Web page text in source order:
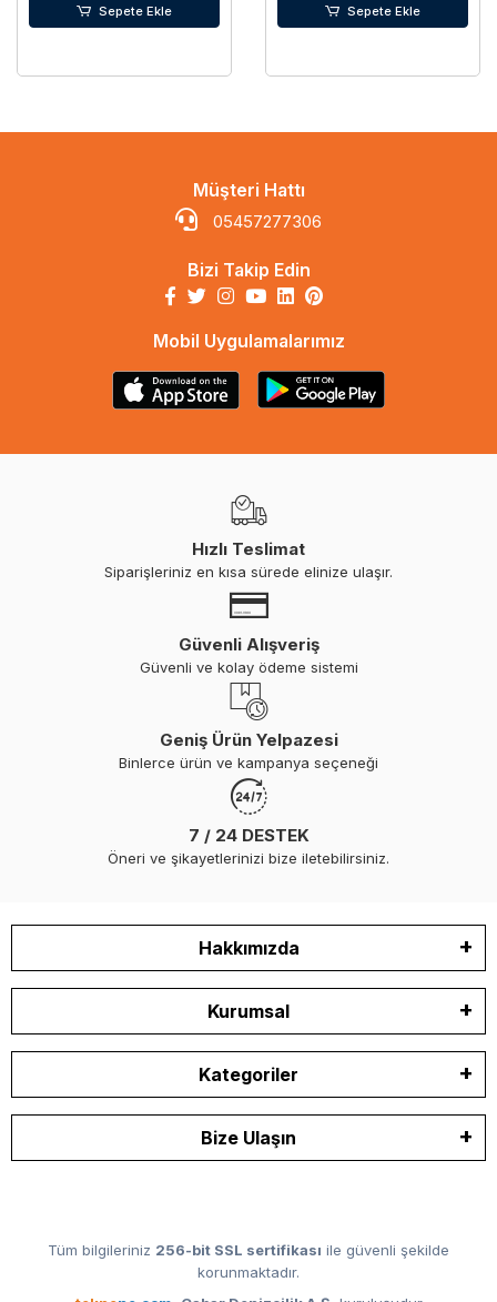
Sepete Ekle Sepete Ekle
Müşteri Hattı
05457277306
Bizi Takip Edin
Mobil Uygulamalarımız
Hızlı Teslimat
Siparişleriniz en kısa sürede elinize ulaşır.
Güvenli Alışveriş
Güvenli ve kolay ödeme sistemi
Geniş Ürün Yelpazesi
Binlerce ürün ve kampanya seçeneği
7 / 24 DESTEK
Öneri ve şikayetlerinizi bize iletebilirsiniz.
Hakkımızda
Kurumsal
Kategoriler
Bize Ulaşın
Tüm bilgileriniz 256-bit SSL sertifikası ile güvenli şekilde
korunmaktadır.